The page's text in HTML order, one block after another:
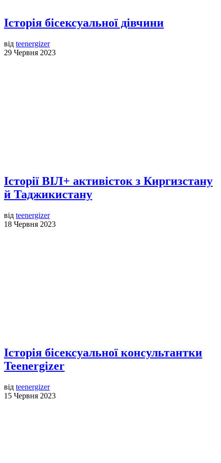
Історія бісексуальної дівчини
від teenergizer
29 Червня 2023
Історії ВІЛ+ активісток з Киргизстану
й Таджикистану
від teenergizer
18 Червня 2023
Історія бісексуальної консультантки
Teenergizer
від teenergizer
15 Червня 2023